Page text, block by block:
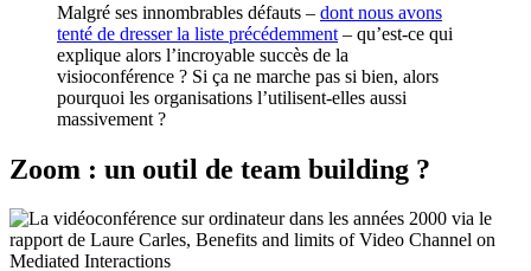
Malgré ses innombrables défauts – dont nous avons
tenté de dresser la liste précédemment – qu’est-ce qui
explique alors l’incroyable succès de la
visioconférence ? Si ça ne marche pas si bien, alors
pourquoi les organisations l’utilisent-elles aussi
massivement ?
Zoom : un outil de team building ?